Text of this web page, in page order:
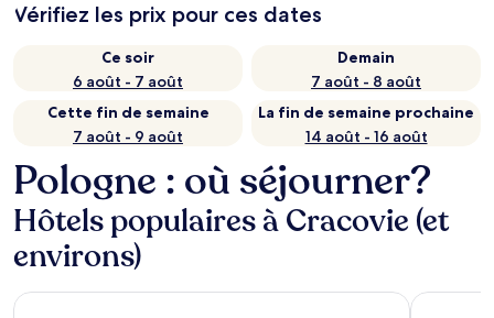
Vérifiez les prix pour ces dates
Ce soir
6 août - 7 août
Demain
7 août - 8 août
Cette fin de semaine
7 août - 9 août
La fin de semaine prochaine
14 août - 16 août
Pologne : où séjourner?
Hôtels populaires à Cracovie (et
environs)
AC Hotel by Marriott Krakow